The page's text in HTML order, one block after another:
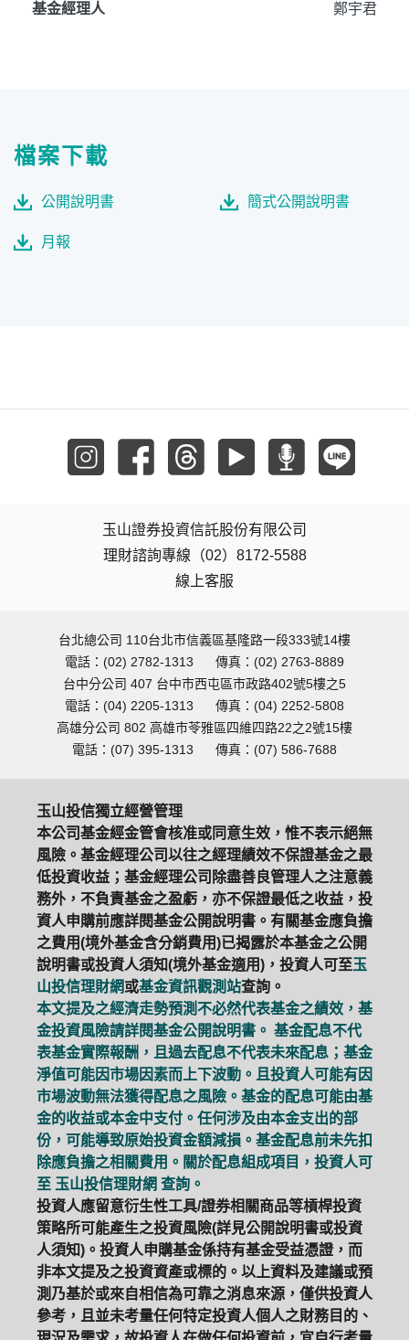
基金經理人 鄭宇君
檔案下載
公開說明書 簡式公開說明書
月報
玉山證券投資信託股份有限公司
理財諮詢專線（02）8172-5588
線上客服
台北總公司 110台北市信義區基隆路一段333號14樓
電話：(02) 2782-1313
傳真：(02) 2763-8889
台中分公司 407 台中市西屯區市政路402號5樓之5
電話：(04) 2205-1313
傳真：(04) 2252-5808
高雄分公司 802 高雄市苓雅區四維四路22之2號15樓
電話：(07) 395-1313
傳真：(07) 586-7688
玉山投信獨立經營管理
本公司基金經金管會核准或同意生效，惟不表示絕無
風險。基金經理公司以往之經理績效不保證基金之最
低投資收益；基金經理公司除盡善良管理人之注意義
務外，不負責基金之盈虧，亦不保證最低之收益，投
資人申購前應詳閱基金公開說明書。有關基金應負擔
之費用(境外基金含分銷費用)已揭露於本基金之公開
說明書或投資人須知(境外基金適用)，投資人可至玉
山投信理財網或基金資訊觀測站查詢。
本文提及之經濟走勢預測不必然代表基金之績效，基
金投資風險請詳閱基金公開說明書。 基金配息不代
表基金實際報酬，且過去配息不代表未來配息；基金
淨值可能因市場因素而上下波動。且投資人可能有因
市場波動無法獲得配息之風險。基金的配息可能由基
金的收益或本金中支付。任何涉及由本金支出的部
份，可能導致原始投資金額減損。基金配息前未先扣
除應負擔之相關費用。關於配息組成項目，投資人可
至 玉山投信理財網 查詢。
投資人應留意衍生性工具/證券相關商品等槓桿投資
策略所可能產生之投資風險(詳見公開說明書或投資
人須知)。投資人申購基金係持有基金受益憑證，而
非本文提及之投資資產或標的。以上資料及建議或預
測乃基於或來自相信為可靠之消息來源，僅供投資人
參考，且並未考量任何特定投資人個人之財務目的、